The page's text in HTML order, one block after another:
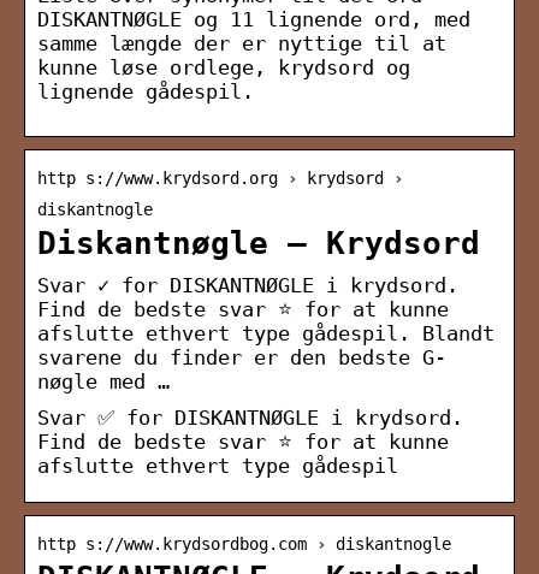
DISKANTNØGLE og 11 lignende ord, med
samme længde der er nyttige til at
kunne løse ordlege, krydsord og
lignende gådespil.
http s://www.krydsord.org › krydsord ›
diskantnogle
Diskantnøgle – Krydsord
Svar ✓ for DISKANTNØGLE i krydsord.
Find de bedste svar ⭐ for at kunne
afslutte ethvert type gådespil. Blandt
svarene du finder er den bedste G-
nøgle med …
Svar ✅ for DISKANTNØGLE i krydsord.
Find de bedste svar ⭐ for at kunne
afslutte ethvert type gådespil
http s://www.krydsordbog.com › diskantnogle